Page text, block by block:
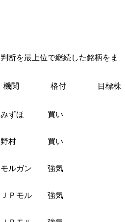
断を最上位で継続した銘柄をま
格付 目標株
ほ 買い
村 買い
ガン 強気
モル 強気